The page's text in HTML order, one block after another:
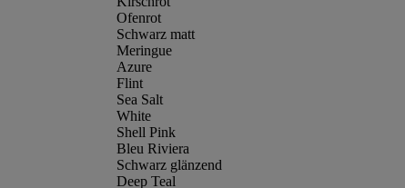
Ofenrot
Schwarz matt
Meringue
Azure
Flint
Sea Salt
White
Shell Pink
Bleu Riviera
Schwarz glänzend
Deep Teal